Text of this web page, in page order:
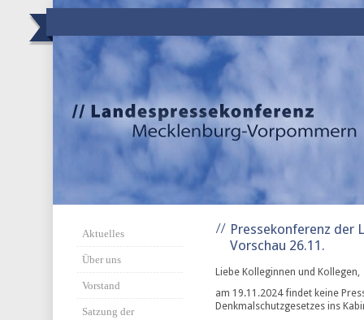
Aktuelles
Über uns
Vorstand
Satzung der
Pressekonferenz der
Vorschau 26.11.
Liebe Kolleginnen und Kollegen,
am 19.11.2024 findet keine
Denkmalschutzgesetzes ins